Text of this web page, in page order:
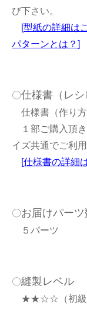
び下さい。
[型紙の詳細は
パターンとは？ ]
〇仕様書（レ
仕様書（作り方
１部ご購入頂き
イズ共通でご利用
[仕様書の詳細
〇お届けパーツ
５パーツ
〇縫製レベル
★★☆☆（初級